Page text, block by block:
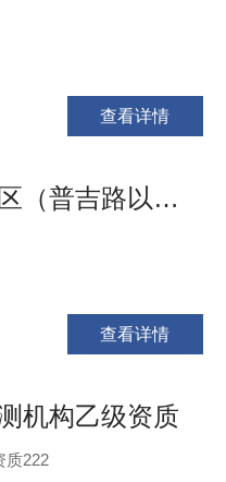
查看详情
昆明市五华区西北片区（普吉路以东）城市更新改造项目A-4地块土壤污染状况初步调查报告 信息公示
查看详情
机构乙级资质
质222